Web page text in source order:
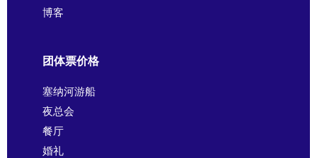
博客
团体票价格
塞纳河游船
夜总会
餐厅
婚礼